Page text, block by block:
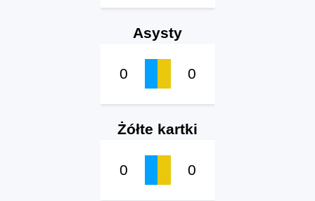
Asysty
0 0
Żółte kartki
0 0